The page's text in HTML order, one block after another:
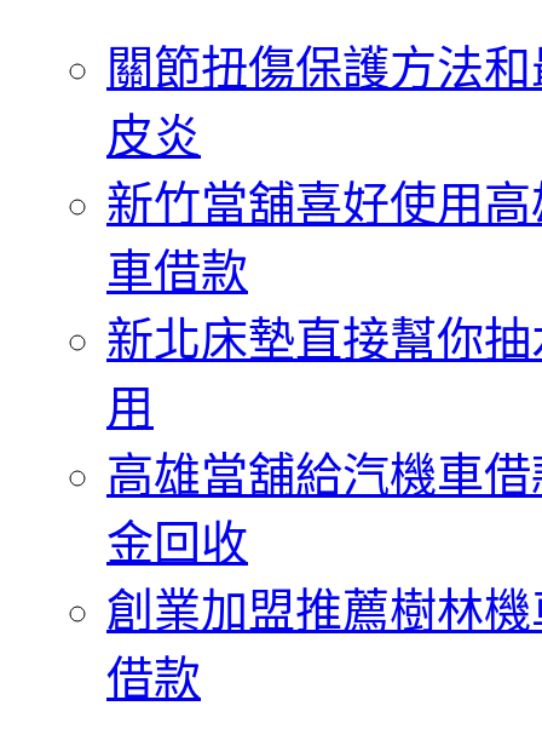
關節扭傷保護方法
皮炎
新竹當舖喜好使用
車借款
新北床墊直接幫你
用
高雄當舖給汽機車
金回收
創業加盟推薦樹林
借款